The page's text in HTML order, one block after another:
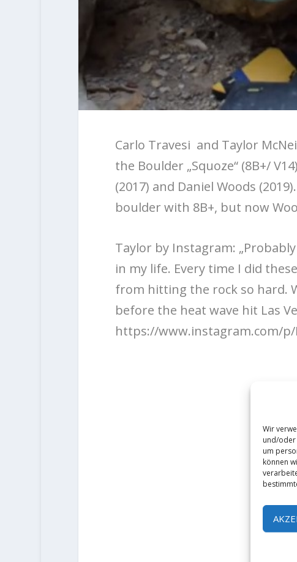
Wir
und/oder
um
können
Carlo Travesi and Taylor
the Boulder „Squoze“ (8B+/
(2017) and Daniel Woods
boulder with 8B+, but now
Taylor by Instagram:
in my life. Every time I did
from hitting the rock so hard.
before the heat wave hit Las
https://www.instagram.com/p/